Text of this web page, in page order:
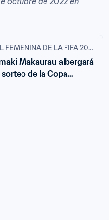
COPA MUNDIAL FEMENINA DE LA FIFA 2023™
Makaurau albergará
de la Copa